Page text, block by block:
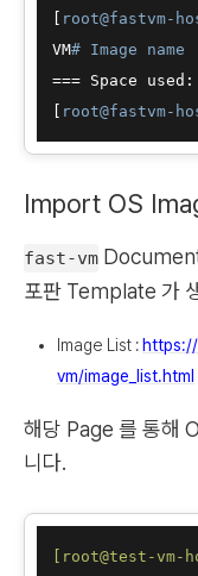
[ root@fastvm-
VM# Image
=== Space
[ root@fastvm-
Import OS
fast-vm
포판 Template 가
Image List :
vm/image_list.html
해당 Page 를 통해
니다.
[root@test-vm-